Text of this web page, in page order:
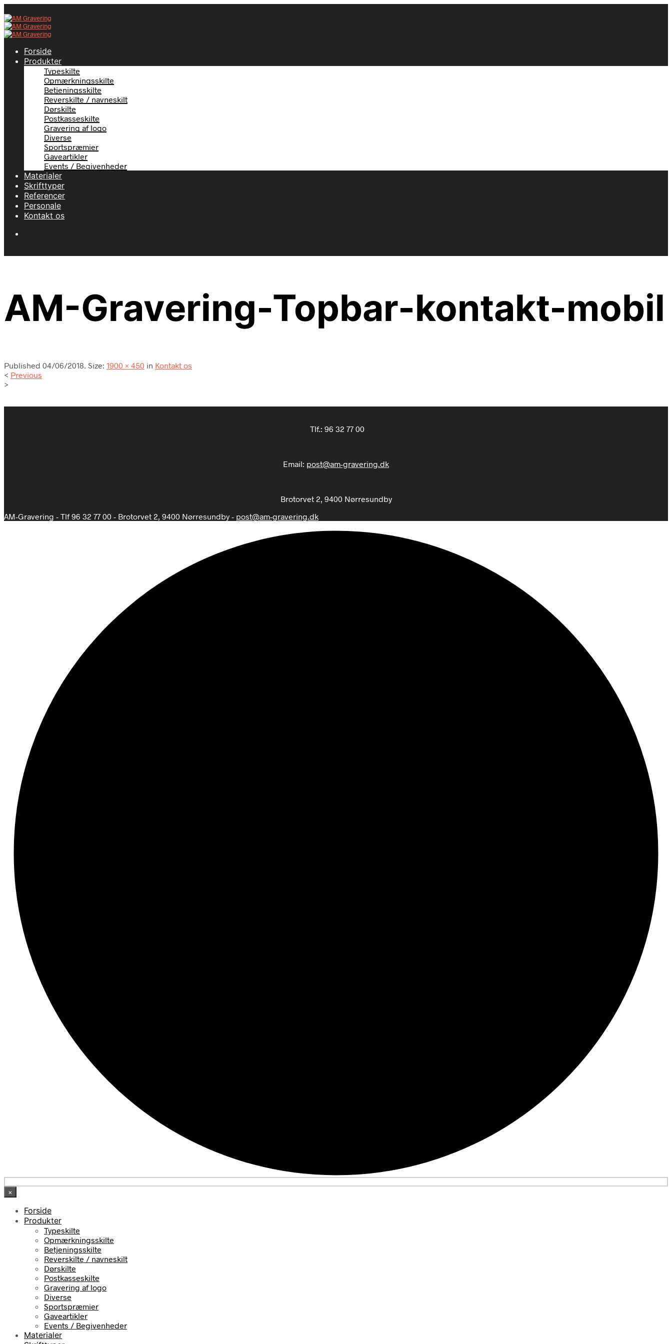
Forside
Produkter
Typeskilte
Opmærkningsskilte
Betjeningsskilte
Reverskilte / navneskilt
Dørskilte
Postkasseskilte
Gravering af logo
Diverse
Sportspræmier
Gaveartikler
Events / Begivenheder
Materialer
Skrifttyper
Referencer
Personale
Kontakt os
AM-Gravering-Topbar-kontakt-mobil
Published 04/06/2018 . Size: 1900 × 450 in Kontakt os
< Previous
>
Tlf.: 96 32 77 00
Email: post@am-gravering.dk
Brotorvet 2, 9400 Nørresundby
AM-Gravering - Tlf 96 32 77 00 - Brotorvet 2, 9400 Nørresundby - post@am-gravering.dk
×
Forside
Produkter
Typeskilte
Opmærkningsskilte
Betjeningsskilte
Reverskilte / navneskilt
Dørskilte
Postkasseskilte
Gravering af logo
Diverse
Sportspræmier
Gaveartikler
Events / Begivenheder
Materialer